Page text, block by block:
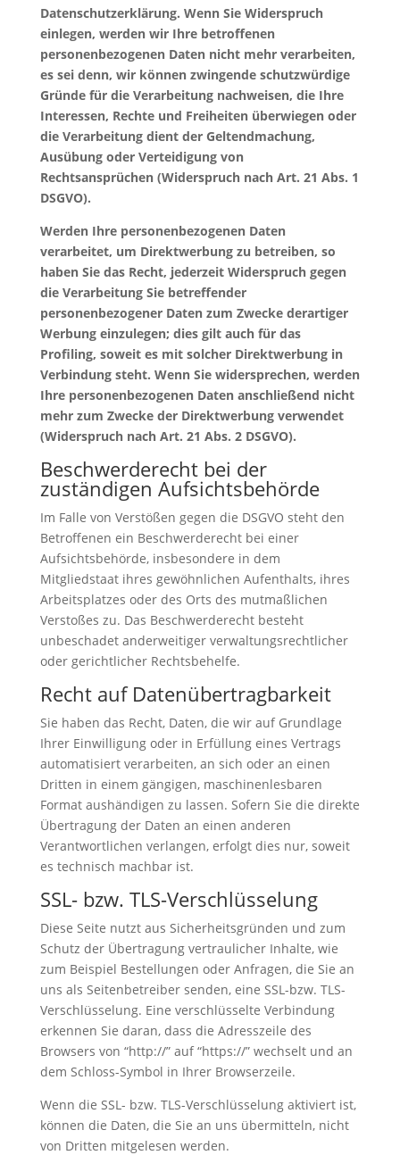
Datenschutzerklärung. Wenn Sie Widerspruch
einlegen, werden wir Ihre betroffenen
personenbezogenen Daten nicht mehr verarbeiten,
es sei denn, wir können zwingende schutzwürdige
Gründe für die Verarbeitung nachweisen, die Ihre
Interessen, Rechte und Freiheiten überwiegen oder
die Verarbeitung dient der Geltendmachung,
Ausübung oder Verteidigung von
Rechtsansprüchen (Widerspruch nach Art. 21 Abs. 1
DSGVO).
Werden Ihre personenbezogenen Daten
verarbeitet, um Direktwerbung zu betreiben, so
haben Sie das Recht, jederzeit Widerspruch gegen
die Verarbeitung Sie betreffender
personenbezogener Daten zum Zwecke derartiger
Werbung einzulegen; dies gilt auch für das
Profiling, soweit es mit solcher Direktwerbung in
Verbindung steht. Wenn Sie widersprechen, werden
Ihre personenbezogenen Daten anschließend nicht
mehr zum Zwecke der Direktwerbung verwendet
(Widerspruch nach Art. 21 Abs. 2 DSGVO).
Beschwerderecht bei der
zuständigen Aufsichtsbehörde
Im Falle von Verstößen gegen die DSGVO steht den
Betroffenen ein Beschwerderecht bei einer
Aufsichtsbehörde, insbesondere in dem
Mitgliedstaat ihres gewöhnlichen Aufenthalts, ihres
Arbeitsplatzes oder des Orts des mutmaßlichen
Verstoßes zu. Das Beschwerderecht besteht
unbeschadet anderweitiger verwaltungsrechtlicher
oder gerichtlicher Rechtsbehelfe.
Recht auf Datenübertragbarkeit
Sie haben das Recht, Daten, die wir auf Grundlage
Ihrer Einwilligung oder in Erfüllung eines Vertrags
automatisiert verarbeiten, an sich oder an einen
Dritten in einem gängigen, maschinenlesbaren
Format aushändigen zu lassen. Sofern Sie die direkte
Übertragung der Daten an einen anderen
Verantwortlichen verlangen, erfolgt dies nur, soweit
es technisch machbar ist.
SSL- bzw. TLS-Verschlüsselung
Diese Seite nutzt aus Sicherheitsgründen und zum
Schutz der Übertragung vertraulicher Inhalte, wie
zum Beispiel Bestellungen oder Anfragen, die Sie an
uns als Seitenbetreiber senden, eine SSL-bzw. TLS-
Verschlüsselung. Eine verschlüsselte Verbindung
erkennen Sie daran, dass die Adresszeile des
Browsers von “http://” auf “https://” wechselt und an
dem Schloss-Symbol in Ihrer Browserzeile.
Wenn die SSL- bzw. TLS-Verschlüsselung aktiviert ist,
können die Daten, die Sie an uns übermitteln, nicht
von Dritten mitgelesen werden.